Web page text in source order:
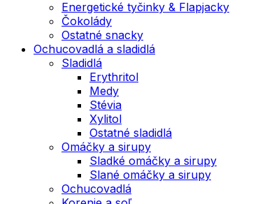
Energetické tyčinky & Flapjacky
Čokolády
Ostatné snacky
Ochucovadlá a sladidlá
Sladidlá
Erythritol
Medy
Stévia
Xylitol
Ostatné sladidlá
Omáčky a sirupy
Sladké omáčky a sirupy
Slané omáčky a sirupy
Ochucovadlá